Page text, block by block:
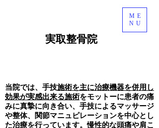
​実取整骨院
ME
NU
当院では、手技施術を主に治療機器を併用し
効果が実感出来る施術をモットーに患者の痛
みに真摯に向き合い、手技によるマッサージ
や整体、関節マニュピレーションを中心とし
た治療を行っています。慢性的な頭痛や肩こ